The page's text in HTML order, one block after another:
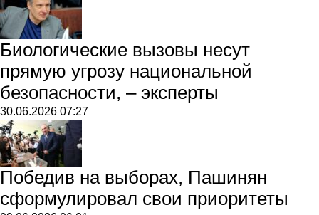
Биологические вызовы несут
прямую угрозу национальной
безопасности, – эксперты
30.06.2026 07:27
Победив на выборах, Пашинян
сформулировал свои приоритеты